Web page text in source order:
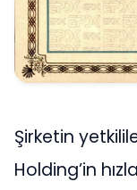
Şirketin
Holding’in